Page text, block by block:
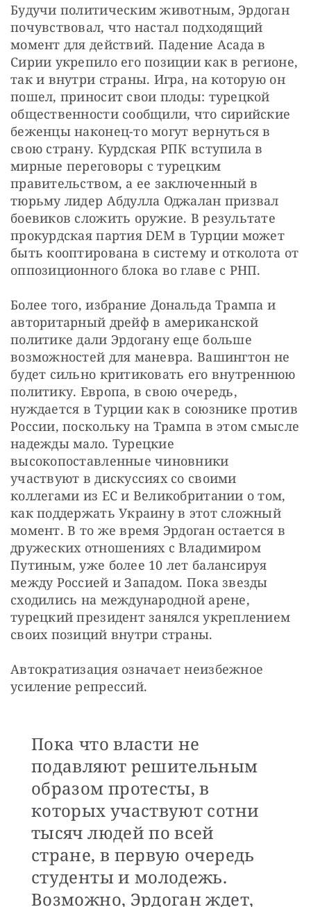
Будучи политическим животным, Эрдоган
почувствовал, что настал подходящий
момент для действий. Падение Асада в
Сирии укрепило его позиции как в регионе,
так и внутри страны. Игра, на которую он
пошел, приносит свои плоды: турецкой
общественности сообщили, что сирийские
беженцы наконец-то могут вернуться в
свою страну. Курдская РПК вступила в
мирные переговоры с турецким
правительством, а ее заключенный в
тюрьму лидер Абдулла Оджалан призвал
боевиков сложить оружие. В результате
прокурдская партия DEM в Турции может
быть кооптирована в систему и отколота от
оппозиционного блока во главе с РНП.
Более того, избрание Дональда Трампа и
авторитарный дрейф в американской
политике дали Эрдогану еще больше
возможностей для маневра. Вашингтон не
будет сильно критиковать его внутреннюю
политику. Европа, в свою очередь,
нуждается в Турции как в союзнике против
России, поскольку на Трампа в этом смысле
надежды мало. Турецкие
высокопоставленные чиновники
участвуют в дискуссиях со своими
коллегами из ЕС и Великобритании о том,
как поддержать Украину в этот сложный
момент. В то же время Эрдоган остается в
дружеских отношениях с Владимиром
Путиным, уже более 10 лет балансируя
между Россией и Западом. Пока звезды
сходились на международной арене,
турецкий президент занялся укреплением
своих позиций внутри страны.
Автократизация означает неизбежное
усиление репрессий.
Пока что власти не
подавляют решительным
образом протесты, в
которых участвуют сотни
тысяч людей по всей
стране, в первую очередь
студенты и молодежь.
Возможно, Эрдоган ждет,